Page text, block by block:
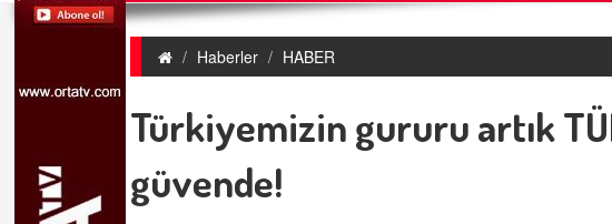
Haberler HABER
Türkiyemizin gururu artık
güvende!